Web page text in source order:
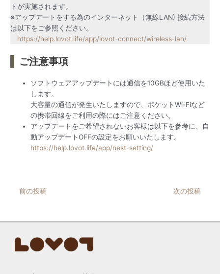
トが実施されます。
※アップデートをする為のインターネット（無線LAN) 接続方法
は以下をご参照ください。
https://help.lovot.life/app/lovot-connect/wireless-lan/
ご注意事項
ソフトウェアアップデートには通信を10GBほど使用いた
します。
大容量の通信が発生いたしますので、ポケットWi-Fiなど
の携帯回線をご利用の際にはご注意ください。
アップデートをご希望されないお客様は以下を参考に、自
動アップデートOFFの設定をお願いいたします。
https://help.lovot.life/app/nest-setting/
Post
前の投稿 次の投稿